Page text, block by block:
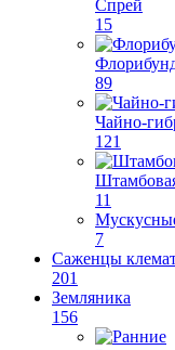
Спрей
15
89
Чайно-
121
11
7
Саженцы
201
Земляника
156